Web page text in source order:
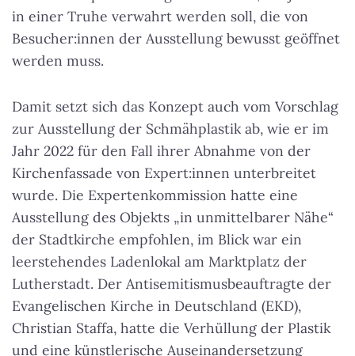
in einer Truhe verwahrt werden soll, die von
Besucher:innen der Ausstellung bewusst geöffnet
werden muss.
Damit setzt sich das Konzept auch vom Vorschlag
zur Ausstellung der Schmähplastik ab, wie er im
Jahr 2022 für den Fall ihrer Abnahme von der
Kirchenfassade von Expert:innen unterbreitet
wurde. Die Expertenkommission hatte eine
Ausstellung des Objekts „in unmittelbarer Nähe“
der Stadtkirche empfohlen, im Blick war ein
leerstehendes Ladenlokal am Marktplatz der
Lutherstadt. Der Antisemitismusbeauftragte der
Evangelischen Kirche in Deutschland (EKD),
Christian Staffa, hatte die Verhüllung der Plastik
und eine künstlerische Auseinandersetzung